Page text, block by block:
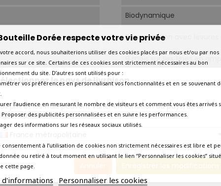
le pays de livraison
prix et les frais peuvent varier en fonction du pays/de la
de livraison.
Annuler Enregistrer les modifications
Biodynamique
Fermentation avec
9 mois sur lies fines en
16°C-18°C.
Aujourd'hui
2030
Amateur éclairé
Viandes rouges grillées,
Dorée respecte votre vie privée
accord, nous souhaiterions utiliser des cookies placés par nous et/ou par nos
sur ce site. Certains de ces cookies sont strictement nécessaires au bon
du site. D’autres sont utilisés pour :
vos préférences en personnalisant vos fonctionnalités et en se souvenant
l’audience en mesurant le nombre de visiteurs et comment vous êtes arrivés
Proposer des publicités personnalisées et en suivre les performances.
des informations sur les réseaux sociaux utilisés.
consentement à l’utilisation de cookies non strictement nécessaires est libre et
ou retiré à tout moment en utilisant le lien “Personnaliser les cookies”
cette page.
d'informations Personnaliser les cookies